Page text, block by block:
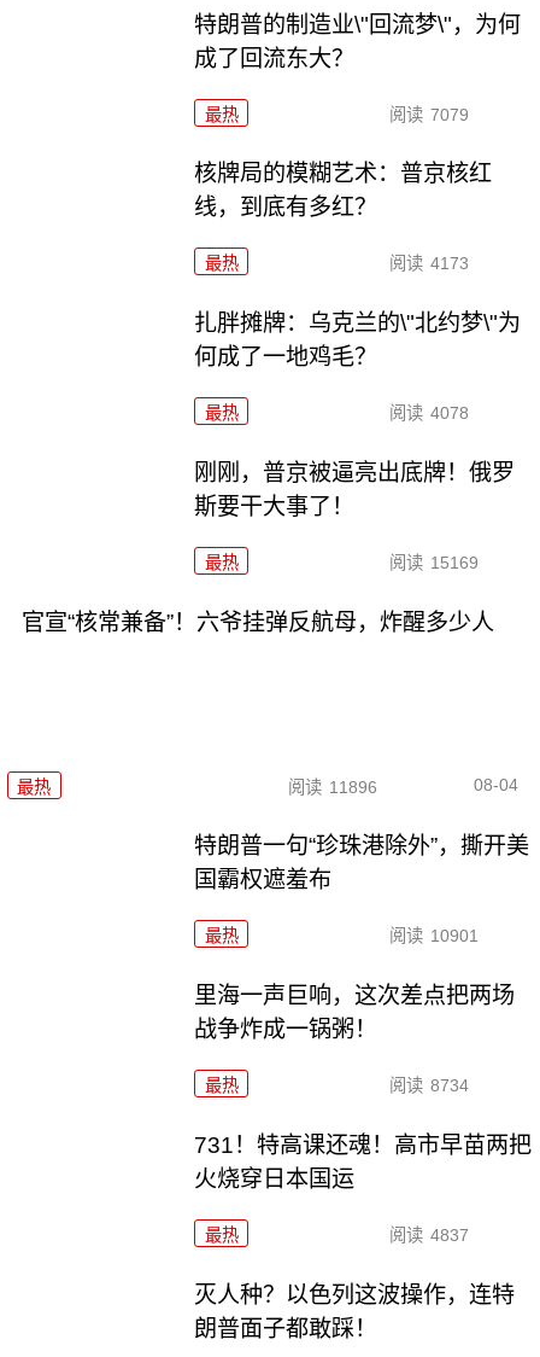
特朗普的制造业\"回流梦\"，为何
成了回流东大？
最热 阅读 7079
核牌局的模糊艺术：普京核红
线，到底有多红？
最热 阅读 4173
扎胖摊牌：乌克兰的\"北约梦\"为
何成了一地鸡毛？
最热 阅读 4078
刚刚，普京被逼亮出底牌！俄罗
斯要干大事了！
最热 阅读 15169
官宣“核常兼备”！六爷挂弹反航母，炸醒多少人
最热 阅读 11896 08-04
特朗普一句“珍珠港除外”，撕开美
国霸权遮羞布
最热 阅读 10901
里海一声巨响，这次差点把两场
战争炸成一锅粥！
最热 阅读 8734
731！特高课还魂！高市早苗两把
火烧穿日本国运
最热 阅读 4837
灭人种？以色列这波操作，连特
朗普面子都敢踩！